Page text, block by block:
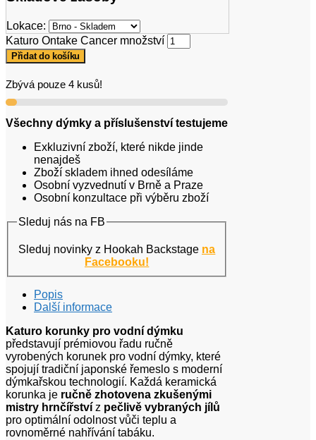
Lokace:
Katuro Ontake Cancer množství
Přidat do košíku
Zbývá pouze 4 kusů!
Všechny dýmky a příslušenství testujeme
Exkluzivní zboží, které nikde jinde
nenajdeš
Zboží skladem ihned odesíláme
Osobní vyzvednutí v Brně a Praze
Osobní konzultace při výběru zboží
Sleduj nás na FB
Sleduj novinky z Hookah Backstage na
Facebooku!
Popis
Další informace
Katuro korunky pro vodní dýmku
představují prémiovou řadu ručně
vyrobených korunek pro vodní dýmky, které
spojují tradiční japonské řemeslo s moderní
dýmkařskou technologií. Každá keramická
korunka je ručně zhotovena zkušenými
mistry hrnčířství z pečlivě vybraných jílů
pro optimální odolnost vůči teplu a
rovnoměrné nahřívání tabáku.